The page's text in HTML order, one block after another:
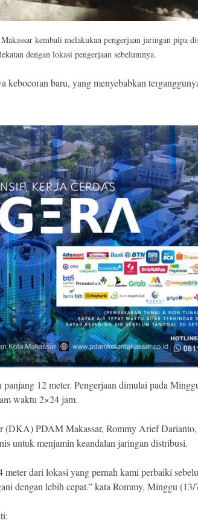
kembali melakukan pengerjaan jaringan pipa
dengan lokasi pengerjaan sebelumnya.
baru, yang menyebabkan
12 meter. Pengerjaan dimulai pada
waktu 2×24 jam.
PDAM Makassar, Rommy Arief Darianto,
untuk menjamin keandalan jaringan distribusi.
dari lokasi yang pernah kami perbaiki
dengan lebih cepat.” kata Rommy, Minggu (13/